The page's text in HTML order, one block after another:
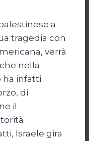
a
tragedia con
verrà
nella
ha infatti
di
il
Israele gira